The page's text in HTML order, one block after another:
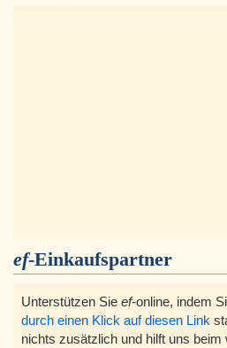
ef-Einkaufspartner
Unterstützen Sie ef-online, indem
durch einen Klick auf diesen Link
nichts zusätzlich und hilft uns beim